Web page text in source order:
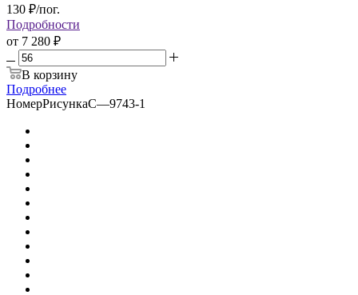
130 ₽/пог.
Подробности
от 7 280 ₽
В корзину
Подробнее
НомерРисункаС—9743-1